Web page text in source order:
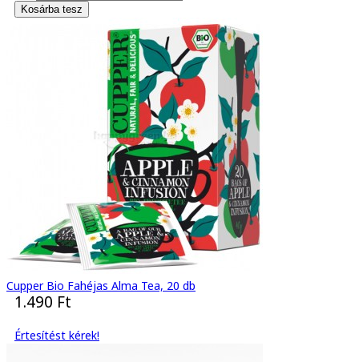
Cupper Bio Fahéjas Alma Tea, 20 db
1.490 Ft
Értesítést kérek!